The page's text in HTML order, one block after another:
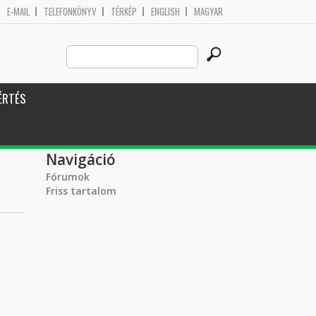
E-MAIL TELEFONKÖNYV TÉRKÉP ENGLISH MAGYAR
Search
this
site
Navigáció
Fórumok
Friss tartalom